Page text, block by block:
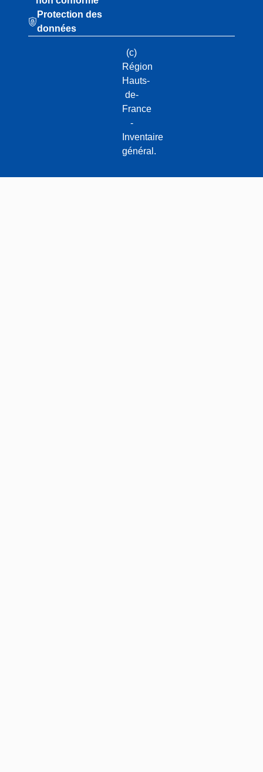
Protection des
données
(c)
Région
Hauts-
de-
France
-
Inventaire
général.